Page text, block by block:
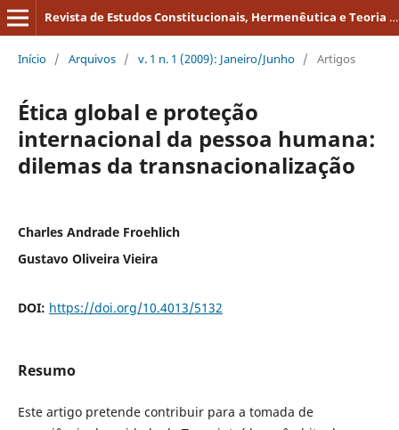
Revista de Estudos Constitucionais, Hermenêutica e Teoria do Direito
Início / Arquivos / v. 1 n. 1 (2009): Janeiro/Junho / Artigos
Ética global e proteção
internacional da pessoa humana:
dilemas da transnacionalização
Charles Andrade Froehlich
Gustavo Oliveira Vieira
DOI: https://doi.org/10.4013/5132
Resumo
Este artigo pretende contribuir para a tomada de